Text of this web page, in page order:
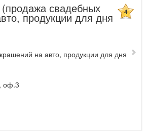
свадебных
продукции для дня 4
на авто, продукции для дня
оф.3